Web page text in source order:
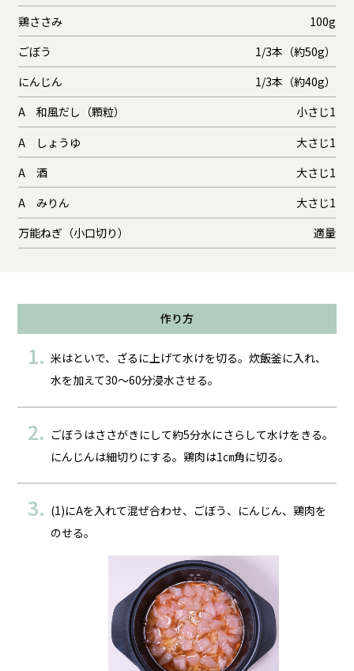
鶏ささみ
100g
ごぼう
1/3本（約50g）
にんじん
1/3本（約40g）
A 和風だし（顆粒）
小さじ1
A しょうゆ
大さじ1
A 酒
大さじ1
A みりん
大さじ1
万能ねぎ（小口切り）
適量
作り方
米はといで、ざるに上げて水けを切る。炊飯釜に入れ、
水を加えて30～60分浸水させる。
ごぼうはささがきにして約5分水にさらして水けをきる。
にんじんは細切りにする。鶏肉は1㎝角に切る。
(1)にAを入れて混ぜ合わせ、ごぼう、にんじん、鶏肉を
のせる。